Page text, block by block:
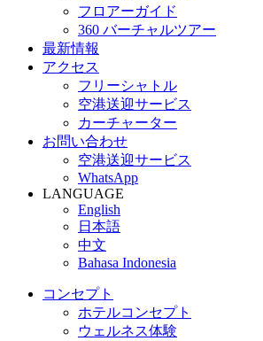
フロアーガイド
360 バーチャルツアー
最新情報
アクセス
フリーシャトル
空港送迎サービス
カーチャーター
お問い合わせ
空港送迎サービス
WhatsApp
LANGUAGE
English
日本語
中文
Bahasa Indonesia
コンセプト
ホテルコンセプト
ウェルネス体験